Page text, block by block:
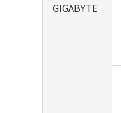
GIGABYTE